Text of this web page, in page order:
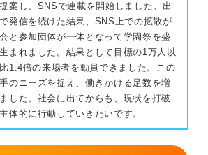
案し、SNSで連載を開始しました。出
発信を続けた結果、SNS上での拡散が
と参加団体が一体となって学園祭を盛
まれました。結果として目標の1万人以
1.4倍の来場者を動員できました。この
のニーズを捉え、働きかける足数を増
した。社会に出てからも、現状を打破
体的に行動していきたいです。